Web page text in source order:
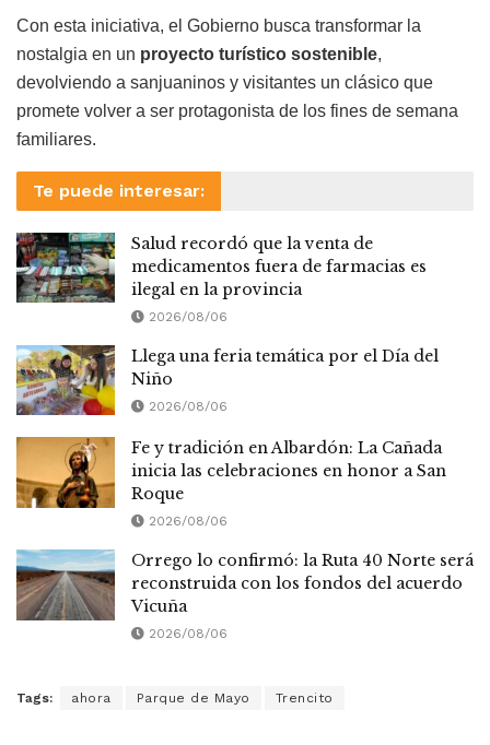
Con esta iniciativa, el Gobierno busca transformar la
nostalgia en un proyecto turístico sostenible,
devolviendo a sanjuaninos y visitantes un clásico que
promete volver a ser protagonista de los fines de semana
familiares.
Te puede interesar:
Salud recordó que la venta de
medicamentos fuera de farmacias es
ilegal en la provincia
2026/08/06
Llega una feria temática por el Día del
Niño
2026/08/06
Fe y tradición en Albardón: La Cañada
inicia las celebraciones en honor a San
Roque
2026/08/06
Orrego lo confirmó: la Ruta 40 Norte será
reconstruida con los fondos del acuerdo
Vicuña
2026/08/06
Tags: ahora Parque de Mayo Trencito